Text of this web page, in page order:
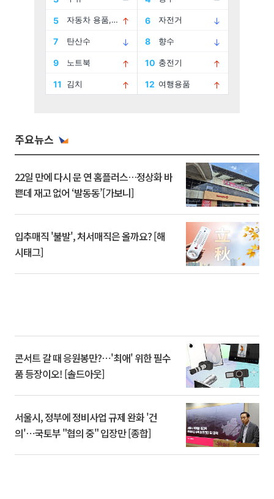
주요뉴스
22일 만에 다시 문 연 홈플러스…정상화 바
쁜데 재고 없어 ‘발동동’[가보니]
입추매직 '불발', 처서매직은 올까요? [해
시태그]
콘서트 갈 때 응원봉만?⋯'최애' 위한 필수
품 등장이오! [솔드아웃]
서울시, 정부에 정비사업 규제 완화 '건
의'⋯국토부 "협의 중" 입장만 [종합]